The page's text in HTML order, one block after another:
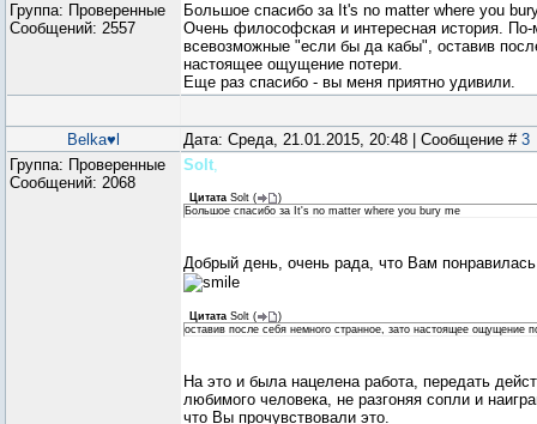
Группа: Проверенные
Сообщений: 2557
Большое спасибо за It's no matter where you
Очень философская и интересная история.
всевозможные "если бы да кабы", оставив
настоящее ощущение потери.
Еще раз спасибо - вы меня приятно удивили.
Belka♥l Дата: Среда, 21.01.2015, 20:48 | Сообщение # 3
Группа: Проверенные
Сообщений: 2068
Solt,
Цитата Solt (
)
Большое спасибо за It's no matter where you bury me
Добрый день, очень рада, что Вам
Цитата Solt (
)
оставив после себя немного странное, зато настоящее ощущение
На это и была нацелена работа, передать
любимого человека, не разгоняя сопли и
что Вы прочувствовали это.